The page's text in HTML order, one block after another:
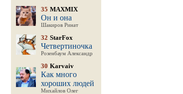
35 MAXMIX
Он и она
Шакиров Ринат
32 StarFox
Четвертиночка
Розенбаум Александр
30 Karvaiv
Как много
хороших людей
Михайлов Олег